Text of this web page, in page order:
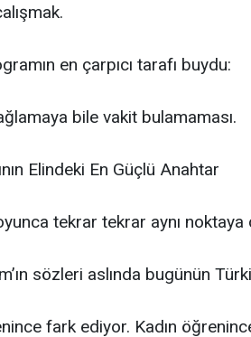
en çarpıcı tarafı buydu:
bile vakit bulamaması.
Elindeki En Güçlü Anahtar
tekrar tekrar aynı noktaya
sözleri aslında bugünün
fark ediyor. Kadın